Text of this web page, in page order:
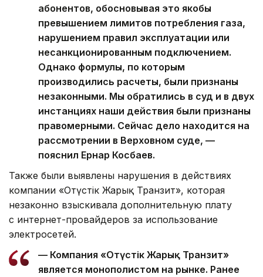
абонентов, обосновывая это якобы
превышением лимитов потребления газа,
нарушением правил эксплуатации или
несанкционированным подключением.
Однако формулы, по которым
производились расчеты, были признаны
незаконными. Мы обратились в суд и в двух
инстанциях наши действия были признаны
правомерными. Сейчас дело находится на
рассмотрении в Верховном суде, —
пояснил Ернар Косбаев.
Также были выявлены нарушения в действиях
компании «Оңтүстік Жарық Транзит», которая
незаконно взыскивала дополнительную плату
с интернет-провайдеров за использование
электросетей.
— Компания «Оңтүстік Жарық Транзит»
является монополистом на рынке. Ранее